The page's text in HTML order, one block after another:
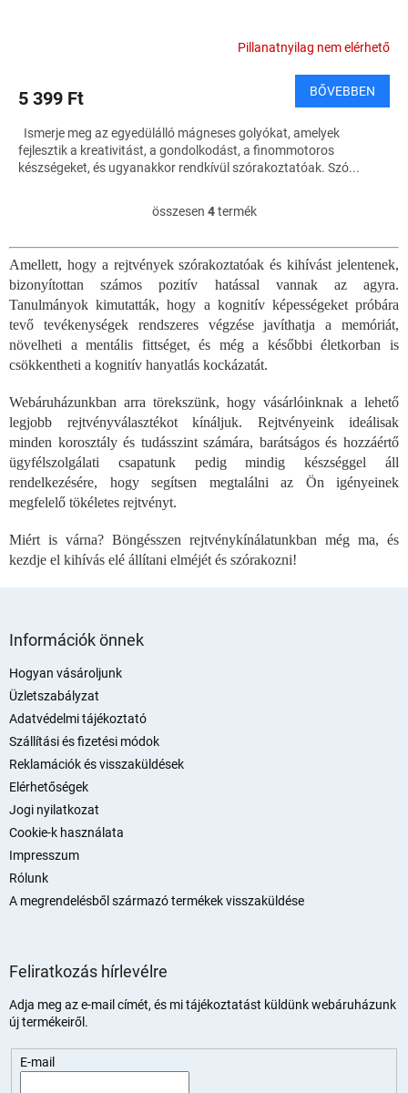
Pillanatnyilag nem elérhető
5 399 Ft BŐVEBBEN
Ismerje meg az egyedülálló mágneses golyókat, amelyek
fejlesztik a kreativitást, a gondolkodást, a finommotoros
készségeket, és ugyanakkor rendkívül szórakoztatóak. Szó...
L
s
t
i
á
n
y
t
á
s
e
e
i
összesen 4termék
Amellett, hogy a rejtvények szórakoztatóak és kihívást jelentenek,
bizonyítottan számos pozitív hatással vannak az agyra.
Tanulmányok kimutatták, hogy a kognitív képességeket próbára
tevő tevékenységek rendszeres végzése javíthatja a memóriát,
növelheti a mentális fittséget, és még a későbbi életkorban is
csökkentheti a kognitív hanyatlás kockázatát.
Webáruházunkban arra törekszünk, hogy vásárlóinknak a lehető
legjobb rejtvényválasztékot kínáljuk. Rejtvényeink ideálisak
minden korosztály és tudásszint számára, barátságos és hozzáértő
ügyfélszolgálati csapatunk pedig mindig készséggel áll
rendelkezésére, hogy segítsen megtalálni az Ön igényeinek
megfelelő tökéletes rejtvényt.
Miért is várna? Böngésszen rejtvénykínálatunkban még ma, és
kezdje el kihívás elé állítani elméjét és szórakozni!
Információk önnek
Hogyan vásároljunk
Üzletszabályzat
Adatvédelmi tájékoztató
Szállítási és fizetési módok
Reklamációk és visszaküldések
Elérhetőségek
Jogi nyilatkozat
Cookie-k használata
Impresszum
Rólunk
A megrendelésből származó termékek visszaküldése
Feliratkozás hírlevélre
Adja meg az e-mail címét, és mi tájékoztatást küldünk webáruházunk
új termékeiről.
E-mail